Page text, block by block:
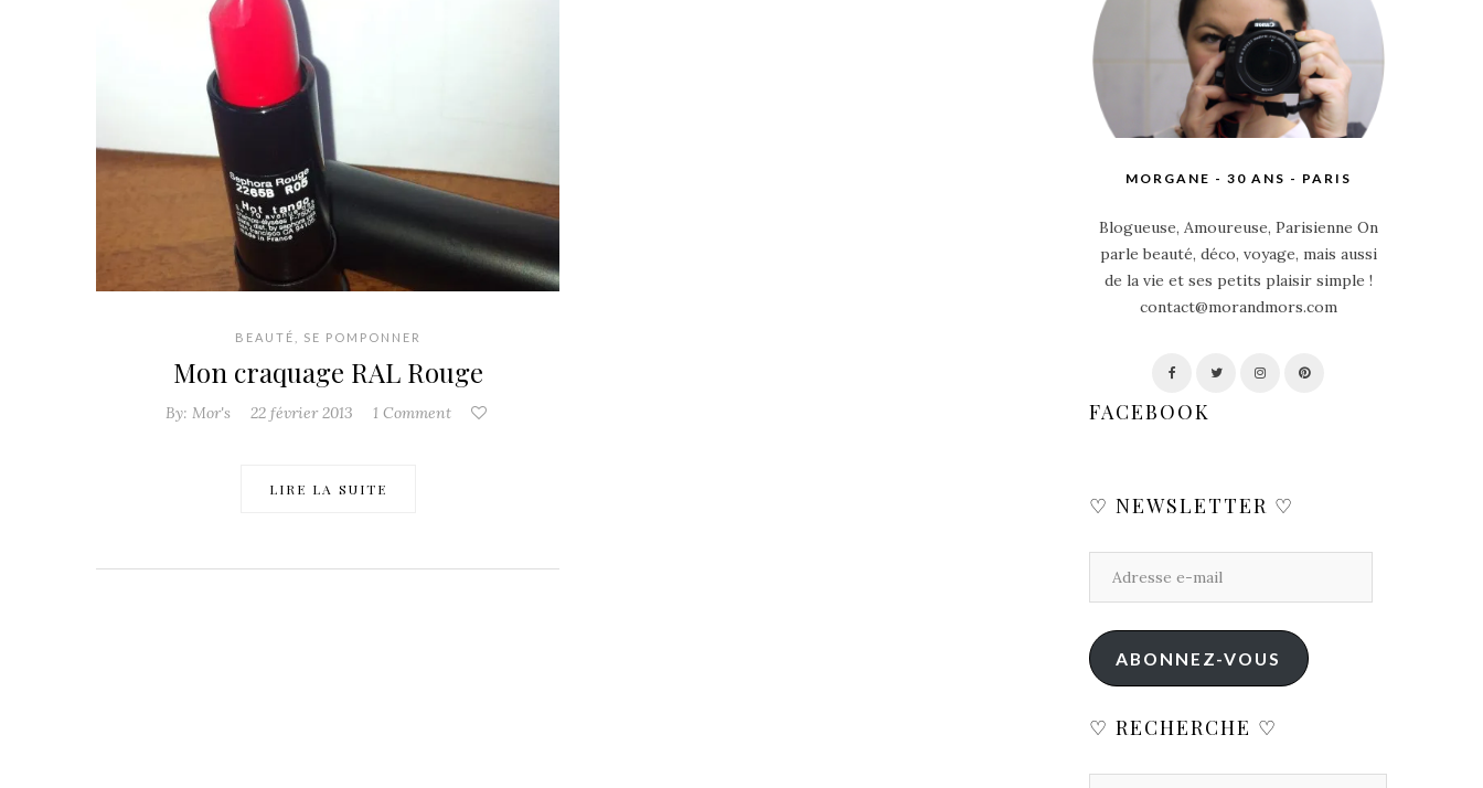
BEAUTÉ SE POMPONNER
Mon craquage RAL Rouge
By: Mor's 22 février 2013 1 Comment
LIRE LA SUITE
MORGANE - 30 ANS - PARIS
Blogueuse, Amoureuse, Parisienne On
parle beauté, déco, voyage, mais aussi
de la vie et ses petits plaisir simple !
contact@morandmors.com
FACEBOOK
♡ NEWSLETTER ♡
ABONNEZ-VOUS
♡ RECHERCHE ♡